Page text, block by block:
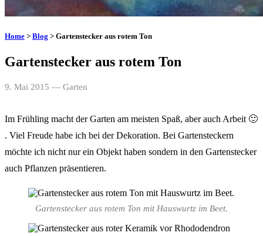
Home > Blog > Gartenstecker aus rotem Ton
Gartenstecker aus rotem Ton
9. Mai 2015 — Garten
Im Frühling macht der Garten am meisten Spaß, aber auch Arbeit 🙂
. Viel Freude habe ich bei der Dekoration. Bei Gartensteckern
möchte ich nicht nur ein Objekt haben sondern in den Gartenstecker
auch Pflanzen präsentieren.
Gartenstecker aus rotem Ton mit Hauswurtz im Beet.